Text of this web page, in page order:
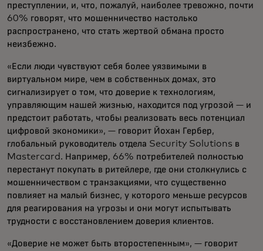
преступлении, и, что, пожалуй, наиболее тревожно, почти
60% говорят, что мошенничество настолько
распространено, что стать жертвой обмана просто
неизбежно.
«Если люди чувствуют себя более уязвимыми в
виртуальном мире, чем в собственных домах, это
сигнализирует о том, что доверие к технологиям,
управляющим нашей жизнью, находится под угрозой — и
предстоит работать, чтобы реализовать весь потенциал
цифровой экономики», — говорит Йохан Гербер,
глобальный руководитель отдела Security Solutions в
Mastercard. Например, 66% потребителей полностью
перестанут покупать в ритейлере, где они столкнулись с
мошенничеством с транзакциями, что существенно
повлияет на малый бизнес, у которого меньше ресурсов
для реагирования на угрозы и они могут испытывать
трудности с восстановлением доверия клиентов.
«Доверие не может быть второстепенным», — говорит